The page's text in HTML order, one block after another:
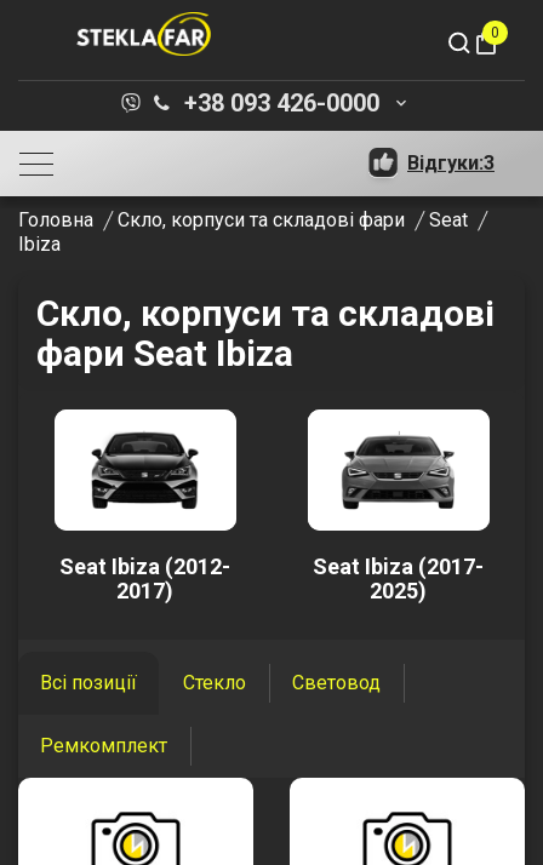
shopping_bag
0
+38 093 426-0000 keyboard_arrow_down
Відгуки:3
Головна Скло, корпуси та складові фари
Seat
Ibiza
Скло, корпуси та складові
фари Seat Ibiza
Seat Ibiza (2012-
2017)
Seat Ibiza (2017-
2025)
Всі позиції Стекло Световод
Ремкомплект